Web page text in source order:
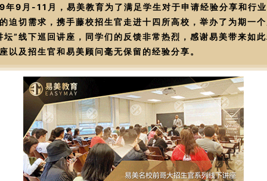
年9月-11月，易美教育为了满足学生对于申请经验分享和行
迫切需求，携手藤校招生官走进十四所高校，举办了为期一
坛”线下巡回讲座，同学们的反馈非常热烈，感谢易美带来如
以及招生官和易美顾问毫无保留的经验分享。